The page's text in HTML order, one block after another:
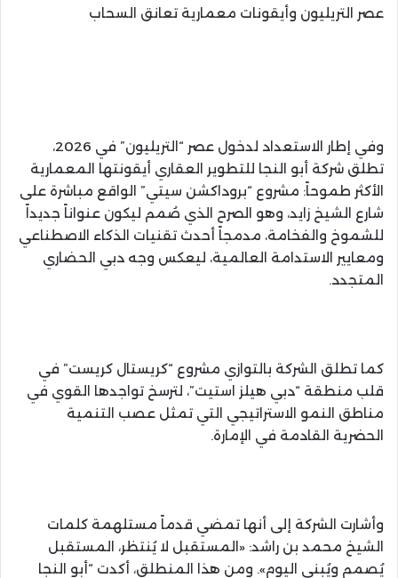
عصر التريليون وأيقونات معمارية تعانق السحاب
وفي إطار الاستعداد لدخول عصر “التريليون” في 2026،
تطلق شركة أبو النجا للتطوير العقاري أيقونتها المعمارية
الأكثر طموحاً: مشروع “بروداكشن سيتي” الواقع مباشرة على
شارع الشيخ زايد، وهو الصرح الذي صُمم ليكون عنواناً جديداً
للشموخ والفخامة، مدمجاً أحدث تقنيات الذكاء الاصطناعي
ومعايير الاستدامة العالمية، ليعكس وجه دبي الحضاري
المتجدد.
كما تطلق الشركة بالتوازي مشروع “كريستال كريست” في
قلب منطقة “دبي هيلز استيت”، لترسخ تواجدها القوي في
مناطق النمو الاستراتيجي التي تمثل عصب التنمية
الحضرية القادمة في الإمارة.
وأشارت الشركة إلى أنها تمضي قدماً مستلهمة كلمات
الشيخ محمد بن راشد: «المستقبل لا يُنتظر، المستقبل
يُصمم ويُبنى اليوم». ومن هذا المنطلق، أكدت “أبو النجا